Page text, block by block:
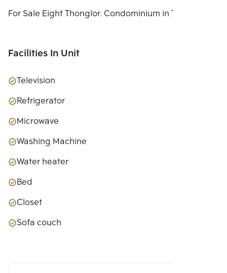
For Sale Eight Thonglor. Condominium in Thonglor
Facilities In Unit
Television
Refrigerator
Microwave
Washing Machine
Water heater
Bed
Closet
Sofa couch